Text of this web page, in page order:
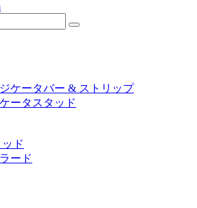
ケータバー & ストリップ
ータスタッド
ド
ード